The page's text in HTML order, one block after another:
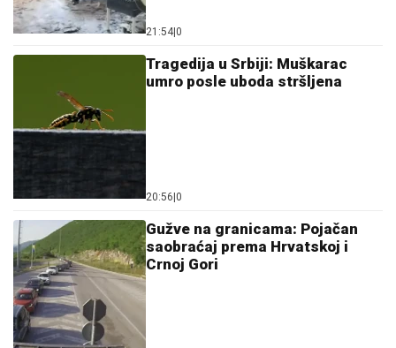
21:54 0
Tragedija u Srbiji: Muškarac
umro posle uboda stršljena
20:56 0
Gužve na granicama: Pojačan
saobraćaj prema Hrvatskoj i
Crnoj Gori